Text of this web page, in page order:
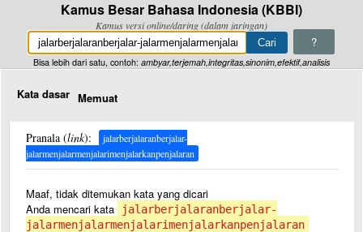
Kamus Besar Bahasa Indonesia (KBBI)
Kamus versi online/daring (dalam jaringan)
?
Bisa lebih dari satu, contoh: ambyar,terjemah,integritas,sinonim,efektif,analisis
Kata dasar Memuat
Pranala (link):
jalarberjalaranberjalar-
jalarmenjalarmenjalarimenjalarkanpenjalaran
Maaf, tidak ditemukan kata yang dicari
Anda mencari kata
jalarberjalaranberjalar-
jalarmenjalarmenjalarimenjalarkanpenjalaran